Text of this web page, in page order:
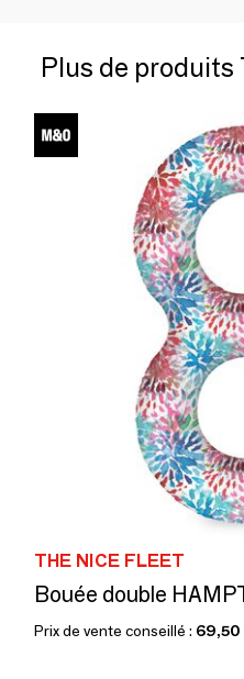
Plus de produits
THE NICE FLEET
Bouée double
Prix de vente conseillé : 69,50